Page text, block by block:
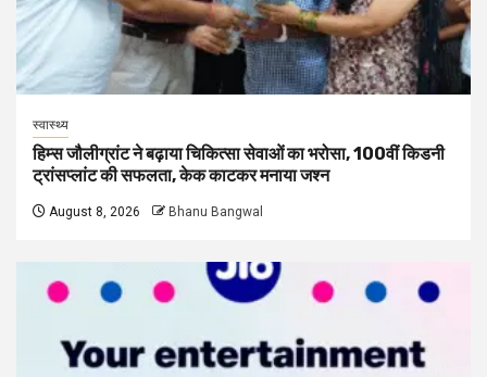
स्वास्थ्य
हिम्स जौलीग्रांट ने बढ़ाया चिकित्सा सेवाओं का भरोसा, 100वीं किडनी
ट्रांसप्लांट की सफलता, केक काटकर मनाया जश्न
August 8, 2026 Bhanu Bangwal